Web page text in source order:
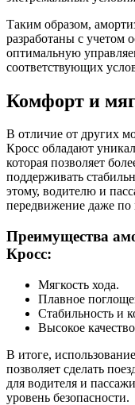
Таким образом,
разработаны с учетом
оптимальную
соответствующих
Комфорт и
В отличие от других
Кросс обладают
которая позволяет
поддерживать
этому, водителю и
передвижение даже по
Преимущества
Кросс:
Мягкость хода.
Плавное
Стабильность и
Высокое
В итоге,
позволяет сделать
для водителя и
уровень безопасности.